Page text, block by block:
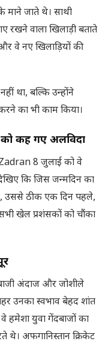
माने जाते थे। साथी
रखने वाला खिलाड़ी बताते
वे नए खिलाड़ियों की
था, बल्कि उन्होंने
का भी काम किया।
को कह गए अलविदा
8 जुलाई को वे
कि जिस जन्मदिन का
उससे ठीक एक दिन पहले,
खेल प्रशंसकों को चौंका
अंदाज और जोशीले
उनका स्वभाव बेहद शांत
हमेशा युवा गेंदबाजों का
अफगानिस्तान क्रिकेट